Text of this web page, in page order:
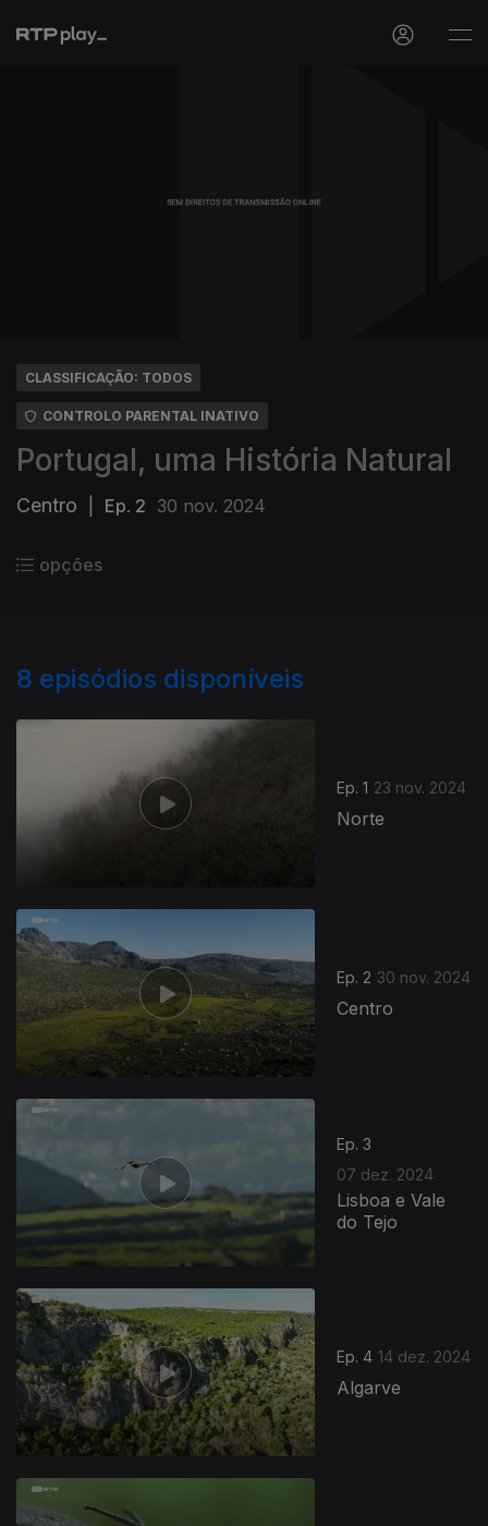
CLASSIFICAÇÃO: TODOS
CONTROLO PARENTAL INATIVO
Portugal, uma História Natural
Centro Ep. 2 30 nov. 2024
opções
8 episódios disponíveis
Ep. 1 23 nov. 2024
Norte
Ep. 2 30 nov. 2024
Centro
Ep. 3
07 dez. 2024
Lisboa e Vale
do Tejo
Ep. 4 14 dez. 2024
Algarve